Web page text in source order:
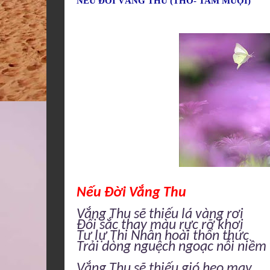
Nếu Đời Vắng Thu
Vắng Thu sẽ thiếu lá vàng rơi
Đổi sắc thay màu rực rỡ khơi
Tư lự Thi Nhân hoài thổn thức
Trải dòng nguệch ngoạc nỗi